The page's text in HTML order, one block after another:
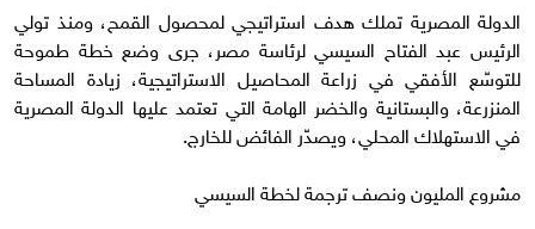
الدولة المصرية تملك هدف استراتيجي لمحصول القمح، ومنذ تولي
الرئيس عبد الفتاح السيسي لرئاسة مصر، جرى وضع خطة طموحة
للتوسّع الأفقي في زراعة المحاصيل الاستراتيجية، زيادة المساحة
المنزرعة، والبستانية والخضر الهامة التي تعتمد عليها الدولة المصرية
في الاستهلاك المحلي، ويصدّر الفائض للخارج.
مشروع المليون ونصف ترجمة لخطة السيسي